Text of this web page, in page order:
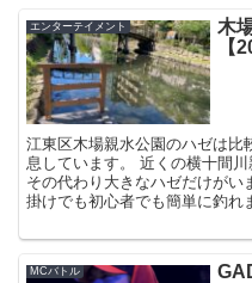
エンターテイメント
木
【
江東区木場親水公園のハゼは比
息しています。 近くの横十間
その代わり大きなハゼだけが
掛けでも初心者でも簡単に釣れ
MCバトル